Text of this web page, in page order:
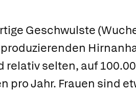
Geschwulste
relativ selten, auf
pro Jahr. Frauen sind